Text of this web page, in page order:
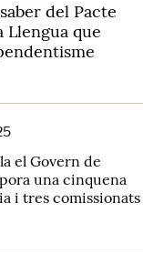
del Pacte
Llengua que
el Govern de
una cinquena
i tres comissionats